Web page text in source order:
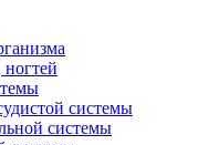
системы
системы